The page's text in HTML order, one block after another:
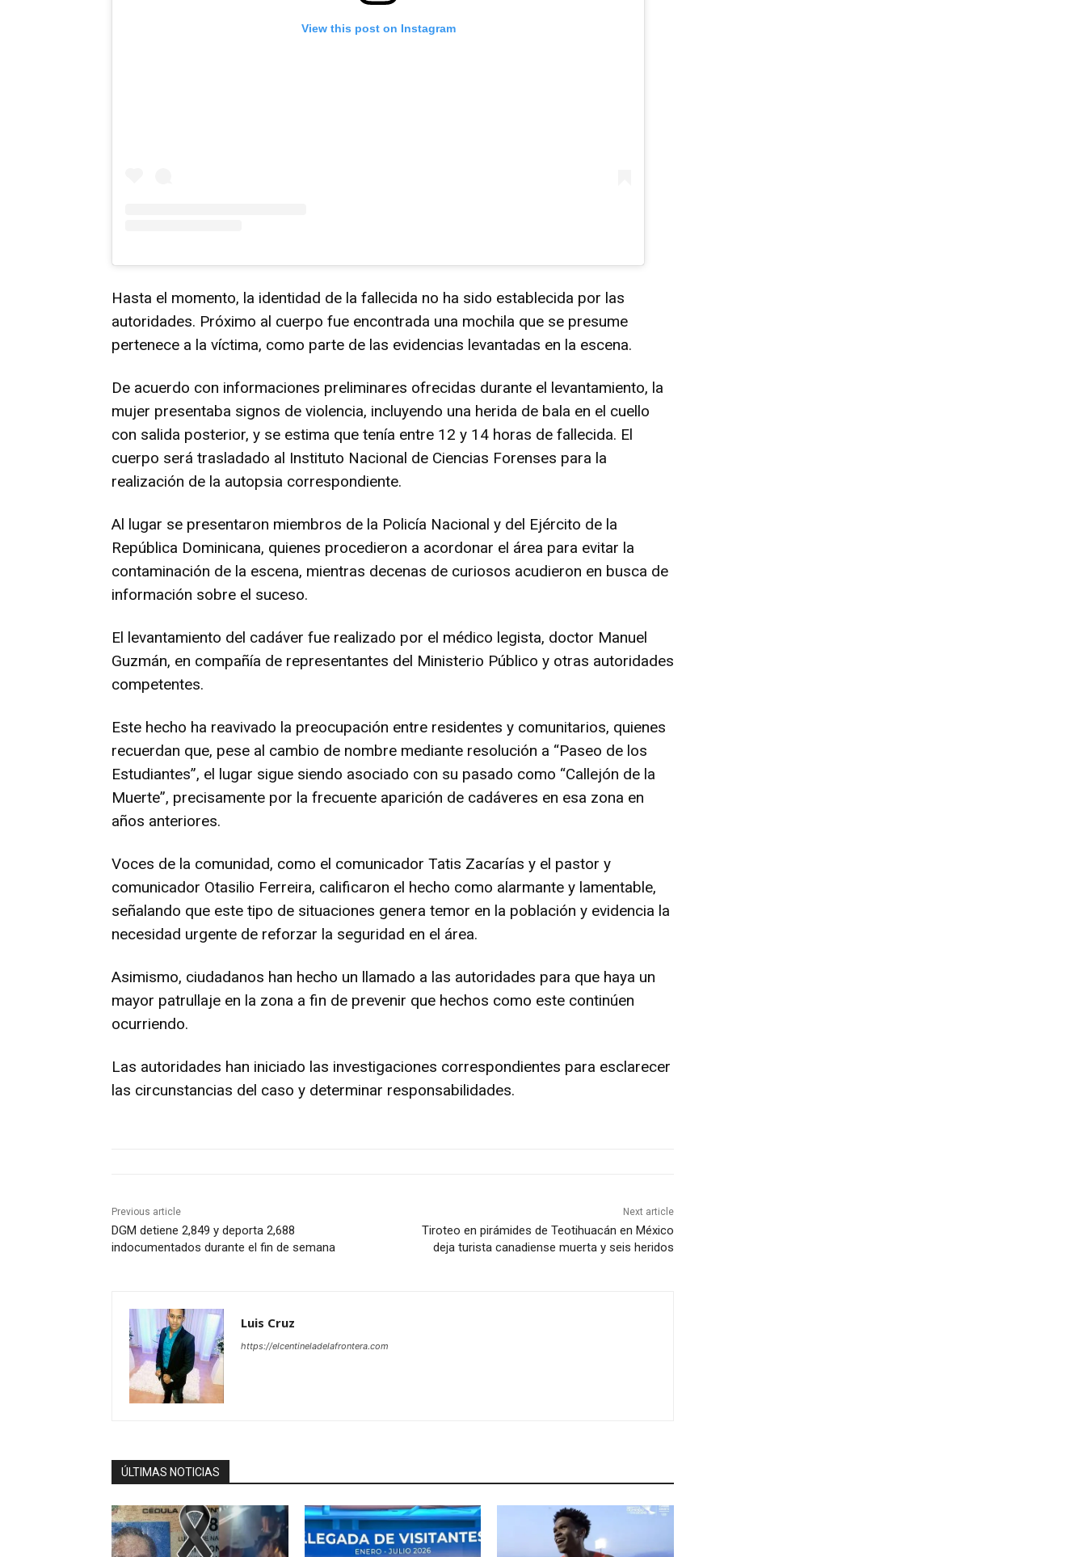
View this post on Instagram
Hasta el momento, la identidad de la fallecida no ha sido establecida por las
autoridades. Próximo al cuerpo fue encontrada una mochila que se presume
pertenece a la víctima, como parte de las evidencias levantadas en la escena.
De acuerdo con informaciones preliminares ofrecidas durante el levantamiento, la
mujer presentaba signos de violencia, incluyendo una herida de bala en el cuello
con salida posterior, y se estima que tenía entre 12 y 14 horas de fallecida. El
cuerpo será trasladado al Instituto Nacional de Ciencias Forenses para la
realización de la autopsia correspondiente.
Al lugar se presentaron miembros de la Policía Nacional y del Ejército de la
República Dominicana, quienes procedieron a acordonar el área para evitar la
contaminación de la escena, mientras decenas de curiosos acudieron en busca de
información sobre el suceso.
El levantamiento del cadáver fue realizado por el médico legista, doctor Manuel
Guzmán, en compañía de representantes del Ministerio Público y otras autoridades
competentes.
Este hecho ha reavivado la preocupación entre residentes y comunitarios, quienes
recuerdan que, pese al cambio de nombre mediante resolución a “Paseo de los
Estudiantes”, el lugar sigue siendo asociado con su pasado como “Callejón de la
Muerte”, precisamente por la frecuente aparición de cadáveres en esa zona en
años anteriores.
Voces de la comunidad, como el comunicador Tatis Zacarías y el pastor y
comunicador Otasilio Ferreira, calificaron el hecho como alarmante y lamentable,
señalando que este tipo de situaciones genera temor en la población y evidencia la
necesidad urgente de reforzar la seguridad en el área.
Asimismo, ciudadanos han hecho un llamado a las autoridades para que haya un
mayor patrullaje en la zona a fin de prevenir que hechos como este continúen
ocurriendo.
Las autoridades han iniciado las investigaciones correspondientes para esclarecer
las circunstancias del caso y determinar responsabilidades.
Previous article
DGM detiene 2,849 y deporta 2,688
indocumentados durante el fin de semana
Next article
Tiroteo en pirámides de Teotihuacán en México
deja turista canadiense muerta y seis heridos
Luis Cruz
https://elcentineladelafrontera.com
ÚLTIMAS NOTICIAS